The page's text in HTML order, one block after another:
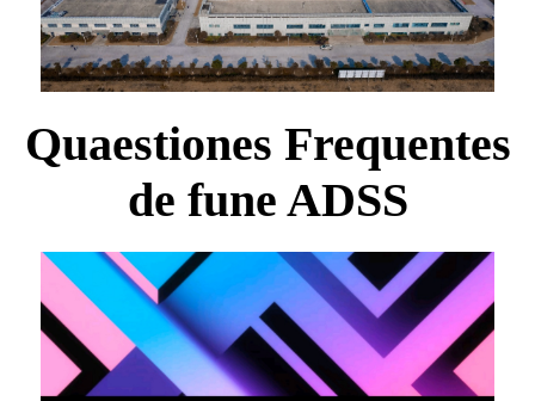
Quaestiones Frequentes
de fune ADSS